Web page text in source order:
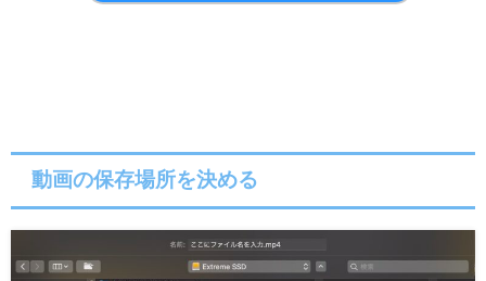
動画の保存場所を決める